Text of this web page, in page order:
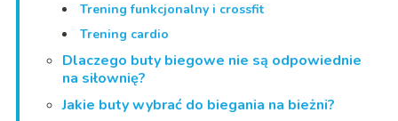
Trening funkcjonalny i crossfit
Trening cardio
Dlaczego buty biegowe nie są odpowiednie
na siłownię?
Jakie buty wybrać do biegania na bieżni?